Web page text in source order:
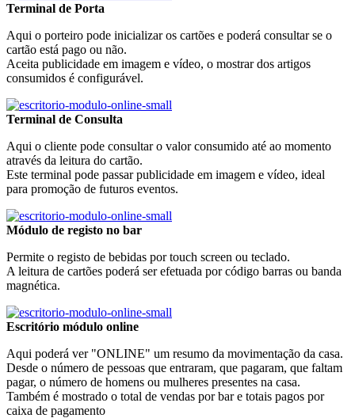
Terminal de Porta
Aqui o porteiro pode inicializar os cartões e poderá consultar se o
cartão está pago ou não.
Aceita publicidade em imagem e vídeo, o mostrar dos artigos
consumidos é configurável.
Terminal de Consulta
Aqui o cliente pode consultar o valor consumido até ao momento
através da leitura do cartão.
Este terminal pode passar publicidade em imagem e vídeo, ideal
para promoção de futuros eventos.
Módulo de registo no bar
Permite o registo de bebidas por touch screen ou teclado.
A leitura de cartões poderá ser efetuada por código barras ou banda
magnética.
Escritório módulo online
Aqui poderá ver "ONLINE" um resumo da movimentação da casa.
Desde o número de pessoas que entraram, que pagaram, que faltam
pagar, o número de homens ou mulheres presentes na casa.
Também é mostrado o total de vendas por bar e totais pagos por
caixa de pagamento